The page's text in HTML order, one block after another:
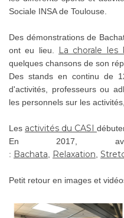
Sociale INSA de Toulouse.
Des démonstrations de
ont eu lieu.
La chorale les
quelques chansons de son
Des stands en continu de
d'activités, professeurs ou
les personnels sur les
Les activités du CASI
En 2017,
: Bachata Relaxation
Petit retour en images et